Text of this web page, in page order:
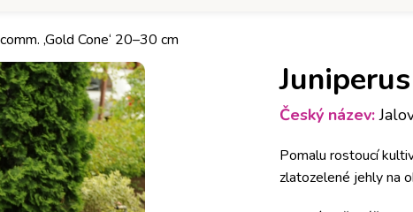
‚Gold Cone‘ 20–30 cm
Český název:
Pomalu rostoucí
zlatozelené jehly na